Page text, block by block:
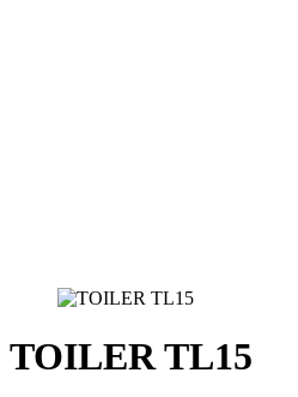
TOILER TL15